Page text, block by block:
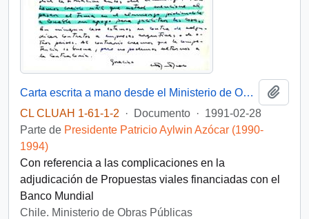
Carta escrita a mano desde el Ministerio de Obras Públicas, del Gabinete del Ministro, dirigida al Presidente [de la República de Chile]
CL CLUAH 1-61-1-2
· Documento · 1991-02-28
Parte de Presidente Patricio Aylwin Azócar (1990-
1994)
Con referencia a las complicaciones en la
adjudicación de Propuestas viales financiadas con el
Banco Mundial
Chile. Ministerio de Obras Públicas